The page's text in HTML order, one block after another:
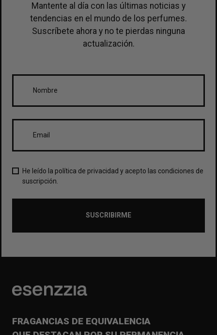
Mantente al día con las últimas noticias y
tendencias en el mundo de los perfumes.
Suscríbete ahora y no te pierdas ninguna
actualización.
He leído la política de privacidad y acepto las condiciones de
suscripción.
SUSCRIBIRME
FRAGANCIAS DE EQUIVALENCIA